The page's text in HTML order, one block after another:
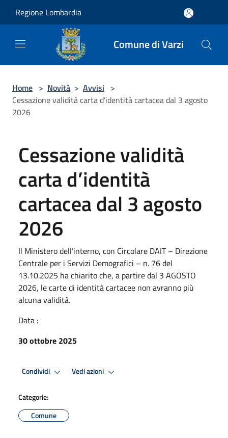
Regione Lombardia
Comune di Varzi
Home > Novità > Avvisi >
Cessazione validità carta d’identità cartacea dal 3 agosto
2026
Cessazione validità
carta d’identità
cartacea dal 3 agosto
2026
Il Ministero dell’interno, con Circolare DAIT – Direzione
Centrale per i Servizi Demografici – n. 76 del
13.10.2025 ha chiarito che, a partire dal 3 AGOSTO
2026, le carte di identità cartacee non avranno più
alcuna validità.
Data :
30 ottobre 2025
Condividi Vedi azioni
Categorie:
Comune